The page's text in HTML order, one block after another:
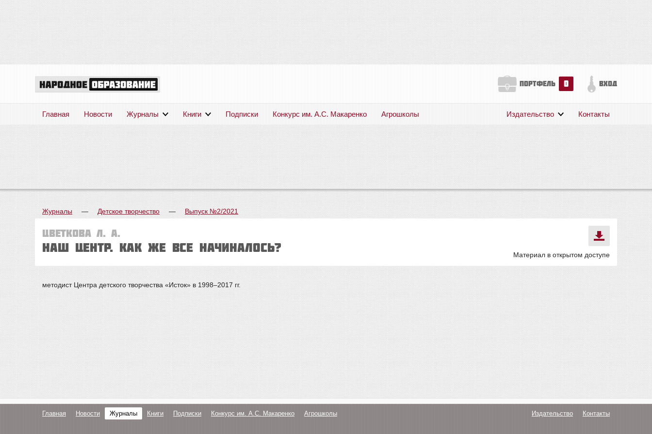
портфель 0 вход
Главная Новости Журналы Книги Подписки Конкурс им. А.С. Макаренко Агрошколы Издательство Контакты
Журналы — Детское творчество — Выпуск №2/2021
Цветкова Л. А.
Наш центр. КАК ЖЕ ВСE НАЧИНАЛОСЬ?
Материал в открытом доступе
методист Центра детского творчества «Исток» в 1998–2017 гг.
Главная Новости Журналы Книги Подписки Конкурс им. А.С. Макаренко Агрошколы Издательство Контакты